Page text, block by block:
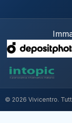
© 2026 Vivicentro.